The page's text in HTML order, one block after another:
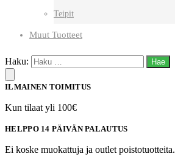
Teipit
Muut Tuotteet
Haku:
ILMAINEN TOIMITUS
Kun tilaat yli 100€
HELPPO 14 PÄIVÄN PALAUTUS
Ei koske muokattuja ja outlet poistotuotteita.